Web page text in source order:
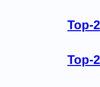
Top-
Top-